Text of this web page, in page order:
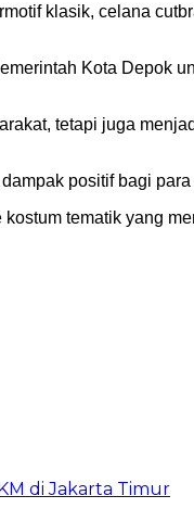
klasik, celana
Kota Depok
tetapi juga
positif bagi
tematik yang
di Jakarta Timur